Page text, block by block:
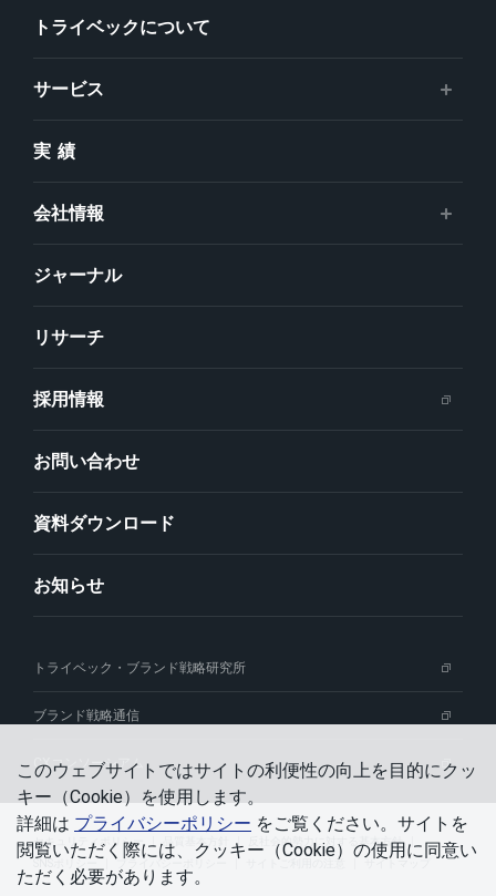
トライベックについて
サービス
実績
会社情報
ジャーナル
リサーチ
採用情報
お問い合わせ
資料ダウンロード
お知らせ
トライベック・ブランド戦略研究所
ブランド戦略通信
CXコンソーシアム
セキュリティポリシー 品質基本方針
反社会的勢力に対する基本方針
プライバシーポリシー サイトご利用の注意 サイトマップ
このウェブサイトではサイトの利便性の向上を⽬的にクッ
キー（Cookie）を使⽤します。
詳細は プライバシーポリシー をご覧ください。サイトを
閲覧いただく際には、クッキー（Cookie）の使⽤に同意い
ただく必要があります。